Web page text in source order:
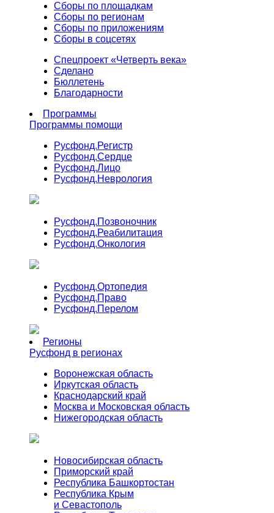
Сборы по площадкам
Сборы по регионам
Сборы по приложениям
Сборы в соцсетях
Спецпроект «Четверть века»
Сделано
Бюллетень
Благодарности
Программы
Программы помощи
Русфонд.Регистр
Русфонд.Сердце
Русфонд.Лицо
Русфонд.Неврология
Русфонд.Позвоночник
Русфонд.Реабилитация
Русфонд.Онкология
Русфонд.Ортопедия
Русфонд.Право
Русфонд.Перелом
Регионы
Русфонд в регионах
Воронежская область
Иркутская область
Краснодарский край
Москва и Московская область
Нижегородская область
Новосибирская область
Приморский край
Республика Башкортостан
Республика Крым
и Севастополь